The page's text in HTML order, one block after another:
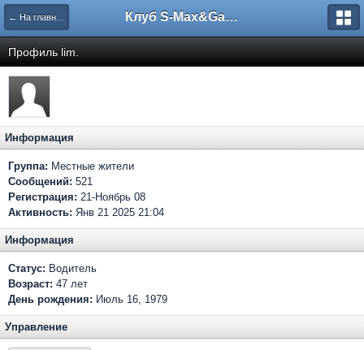
← На главную Клуб S-Max&Galaxy
Профиль lim.
Информация
Группа: Местные жители
Сообщений: 521
Регистрация: 21-Ноябрь 08
Активность: Янв 21 2025 21:04
Информация
Статус: Водитель
Возраст: 47 лет
День рождения: Июль 16, 1979
Управление